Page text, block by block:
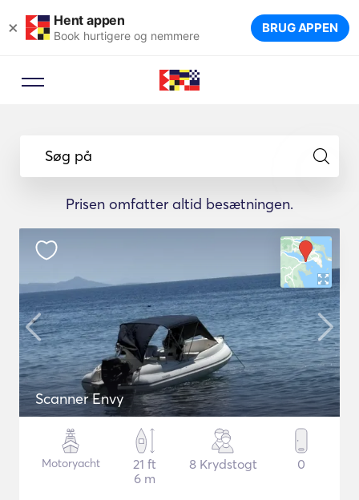
× Hent appen
Book hurtigere og nemmere BRUG APPEN
Søg på
Prisen omfatter altid besætningen.
Scanner Envy
Motoryacht
21 ft
6 m
8 Krydstogt 0